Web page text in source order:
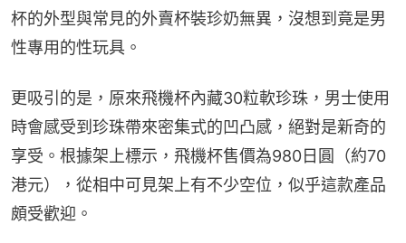
杯的外型與常見的外賣杯裝珍奶無異，沒想到竟是男
性專用的性玩具。
更吸引的是，原來飛機杯內藏30粒軟珍珠，男士使用
時會感受到珍珠帶來密集式的凹凸感，絕對是新奇的
享受。根據架上標示，飛機杯售價為980日圓（約70
港元），從相中可見架上有不少空位，似乎這款產品
頗受歡迎。